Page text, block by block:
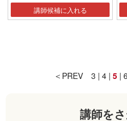
講師候補に入れる
＜PREV 3 | 4 | 5 | 6
講師を